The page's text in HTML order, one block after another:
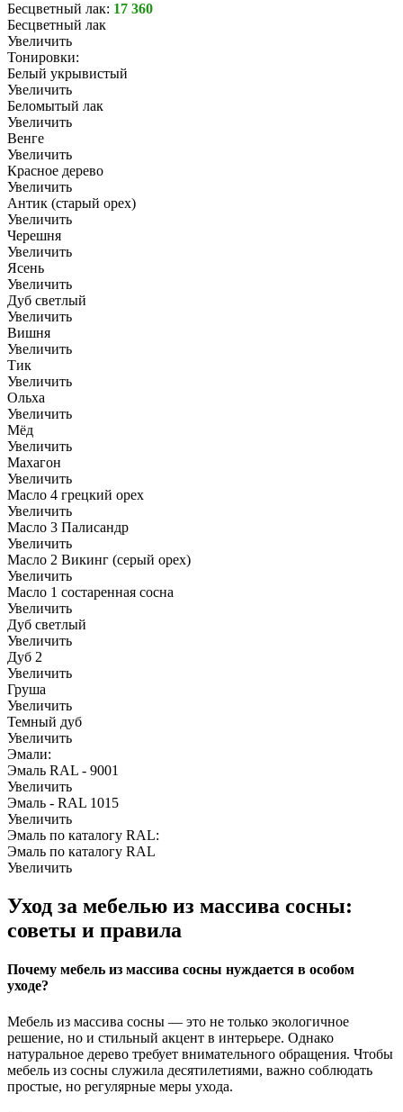
Бесцветный лак: 17 360
Бесцветный лак
Увеличить
Тонировки:
Белый укрывистый
Увеличить
Беломытый лак
Увеличить
Венге
Увеличить
Красное дерево
Увеличить
Антик (старый орех)
Увеличить
Черешня
Увеличить
Ясень
Увеличить
Дуб светлый
Увеличить
Вишня
Увеличить
Тик
Увеличить
Ольха
Увеличить
Мёд
Увеличить
Махагон
Увеличить
Масло 4 грецкий орех
Увеличить
Масло 3 Палисандр
Увеличить
Масло 2 Викинг (серый орех)
Увеличить
Масло 1 состаренная сосна
Увеличить
Дуб светлый
Увеличить
Дуб 2
Увеличить
Груша
Увеличить
Темный дуб
Увеличить
Эмали:
Эмаль RAL - 9001
Увеличить
Эмаль - RAL 1015
Увеличить
Эмаль по каталогу RAL:
Эмаль по каталогу RAL
Увеличить
Уход за мебелью из массива сосны:
советы и правила
Почему мебель из массива сосны нуждается в особом
уходе?
Мебель из массива сосны — это не только экологичное
решение, но и стильный акцент в интерьере. Однако
натуральное дерево требует внимательного обращения. Чтобы
мебель из сосны служила десятилетиями, важно соблюдать
простые, но регулярные меры ухода.